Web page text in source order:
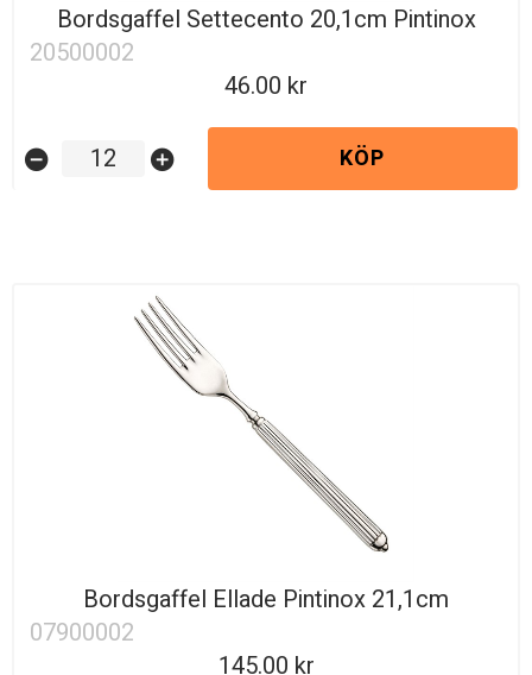
Bordsgaffel Settecento 20,1cm Pintinox
20500002
46.00
remove_circle add_circle KÖP
Bordsgaffel Ellade Pintinox 21,1cm
07900002
145.00